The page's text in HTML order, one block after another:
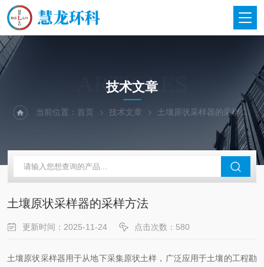
ARTICLES
技术文章
当前位置：首页 技术文章 土壤原状采样器的采样方法
土壤原状采样器的采样方法
更新时间：2025-11-24 点击次数：580
土壤原状采样器用于从地下采集原状土样，广泛应用于土壤的工程勘